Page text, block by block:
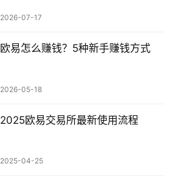
2026-07-17
欧易怎么赚钱？5种新手赚钱方式
2026-05-18
2025欧易交易所最新使用流程
2025-04-25